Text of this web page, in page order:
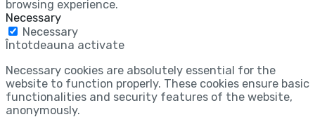
browsing experience.
Necessary
Necessary
Întotdeauna activate
Necessary cookies are absolutely essential for the
website to function properly. These cookies ensure basic
functionalities and security features of the website,
anonymously.